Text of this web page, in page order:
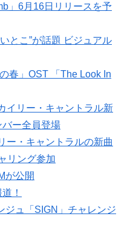
」6月16日リリースを予
とこ”が話題 ビジュアル
春」OST 「The Look In
イリー・キャントラル新
ー全員登場
ー・キャントラルの新曲
リング参加
が公開
！
ジュ「SIGN」チャレンジ